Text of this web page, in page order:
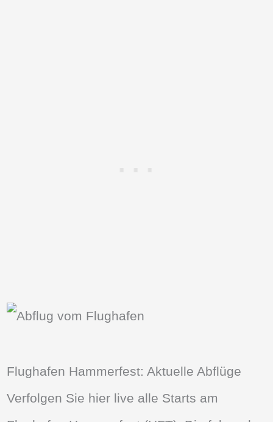
Flughafen Hammerfest: Aktuelle Abflüge
Verfolgen Sie hier live alle Starts am